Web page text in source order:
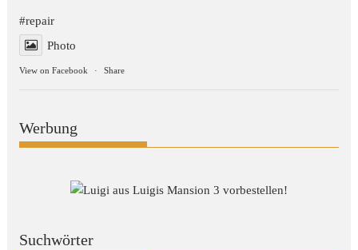
#repair
Photo
View on Facebook · Share
Werbung
Suchwörter